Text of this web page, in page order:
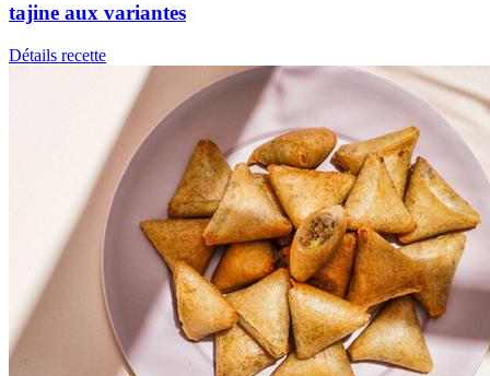
tajine aux variantes
Détails recette